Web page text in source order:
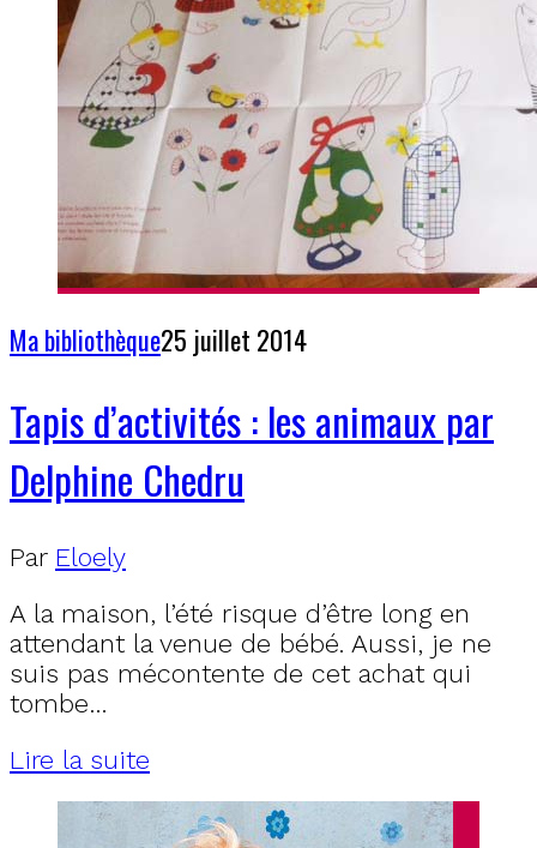
Ma bibliothèque25 juillet 2014
Tapis d’activités : les animaux par
Delphine Chedru
Par Eloely
A la maison, l’été risque d’être long en
attendant la venue de bébé. Aussi, je ne
suis pas mécontente de cet achat qui
tombe…
Lire la suite